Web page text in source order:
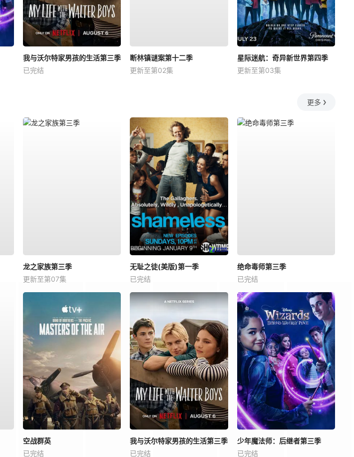
我与沃尔特家男孩的生活第三季
已完结
断林镇谜案第十二季
更新至第02集
星际迷航：奇异新世界第四季
更新至第03集
更多
龙之家族第三季
更新至第07集
无耻之徒(美版)第一季
已完结
绝命毒师第三季
已完结
空战群英
已完结
我与沃尔特家男孩的生活第三季
已完结
少年魔法师：后继者第三季
已完结